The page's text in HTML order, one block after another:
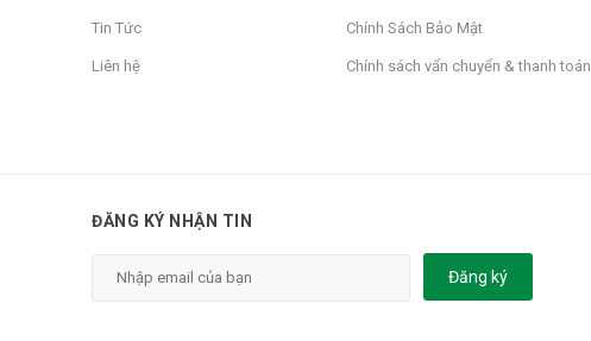
Tin Tức
Liên hệ
Chính Sách Bảo Mật
Chính sách vẩn chuyển & thanh toán
ĐĂNG KÝ NHẬN TIN
Đăng ký